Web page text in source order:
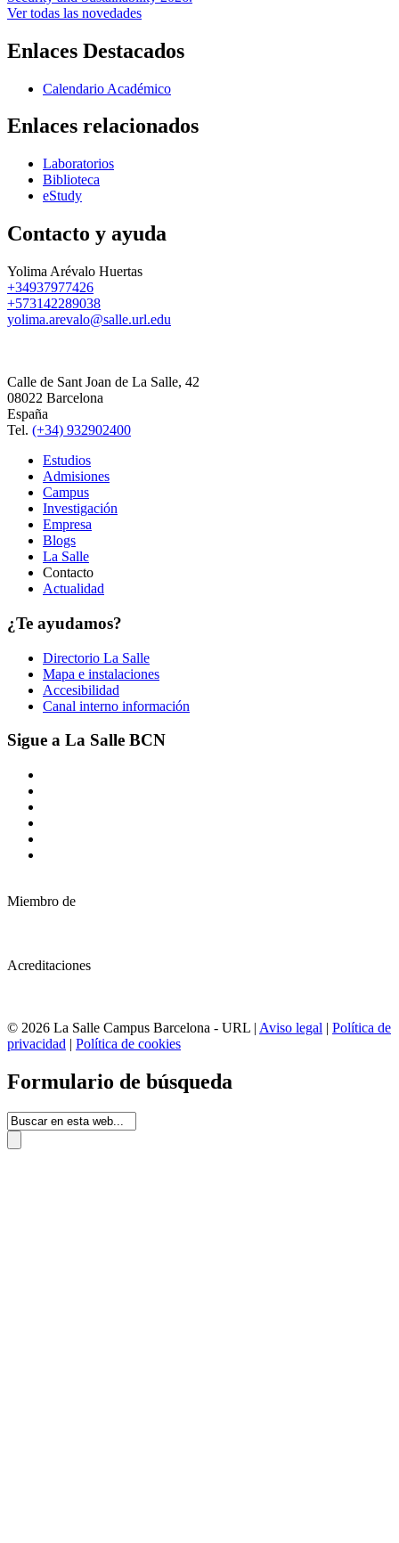
Ver todas las novedades
Enlaces Destacados
Calendario Académico
Enlaces relacionados
Laboratorios
Biblioteca
eStudy
Contacto y ayuda
Yolima Arévalo Huertas
+34937977426
+573142289038
yolima.arevalo@salle.url.edu
Calle de Sant Joan de La Salle, 42
08022 Barcelona
España
Tel. (+34) 932902400
Estudios
Admisiones
Campus
Investigación
Empresa
Blogs
La Salle
Contacto
Actualidad
¿Te ayudamos?
Directorio La Salle
Mapa e instalaciones
Accesibilidad
Canal interno información
Sigue a La Salle BCN
Miembro de
Acreditaciones
© 2026 La Salle Campus Barcelona - URL | Aviso legal | Política de
privacidad | Política de cookies
Formulario de búsqueda